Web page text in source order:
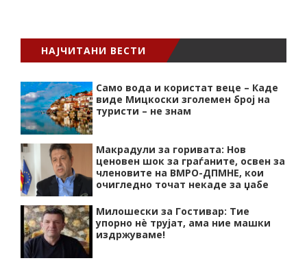
НАЈЧИТАНИ ВЕСТИ
Само вода и користат веце – Каде
виде Мицкоски зголемен број на
туристи – не знам
Макрадули за горивата: Нов
ценовен шок за граѓаните, освен за
членовите на ВМРО-ДПМНЕ, кои
очигледно точат некаде за џабе
Милошески за Гостивар: Тие
упорно нѐ трујат, ама ние машки
издржуваме!